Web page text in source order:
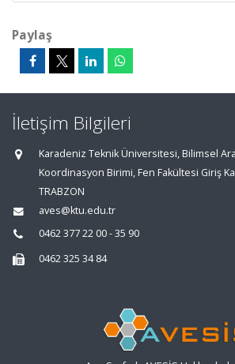
Paylaş
İletişim Bilgileri
Karadeniz Teknik Üniversitesi, Bilimsel
Koordinasyon Birimi, Fen Fakültesi Giriş
TRABZON
aves@ktu.edu.tr
0462 377 22 00 - 35 90
0462 325 34 84